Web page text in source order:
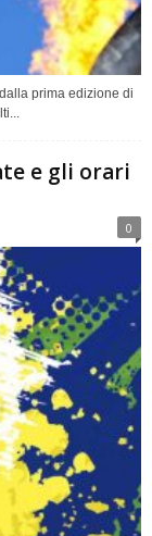
prima edizione di
e gli orari
0